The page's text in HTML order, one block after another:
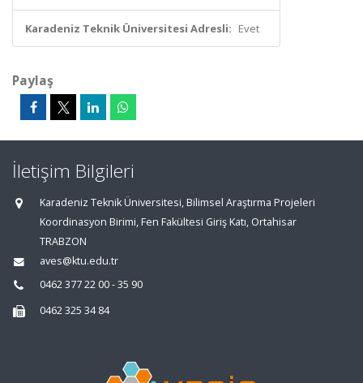
Karadeniz Teknik Üniversitesi Adresli: Evet
Paylaş
İletişim Bilgileri
Karadeniz Teknik Üniversitesi, Bilimsel Araştırma Projeleri
Koordinasyon Birimi, Fen Fakültesi Giriş Katı, Ortahisar
TRABZON
aves@ktu.edu.tr
0462 377 22 00 - 35 90
0462 325 34 84